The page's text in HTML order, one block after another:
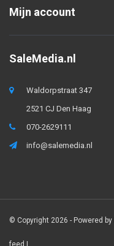
Mijn account
SaleMedia.nl
Waldorpstraat 347
2521 CJ Den Haag
070-2629111
info@salemedia.nl
© Copyright 2026 - Powered by
feed |